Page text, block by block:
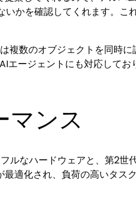
かを確認してくれます。こ
数のオブジェクトを同時
ージェントにも対応してお
マンス
ルなハードウェアと、第2
適化され、負荷の高いタス